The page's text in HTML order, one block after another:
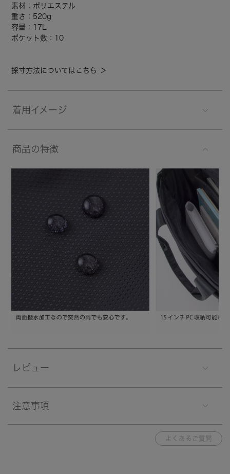
素材：ポリエステル
重さ：520g
容量：17L
ポケット数：10
採寸方法についてはこちら ＞
着用イメージ
商品の特徴
レビュー
注意事項
よくあるご質問